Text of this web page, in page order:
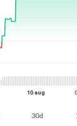
30d